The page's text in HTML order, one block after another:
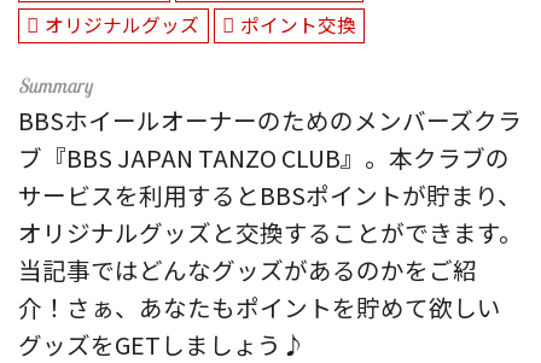
オリジナルグッズ
ポイント交換
BBSホイールオーナーのためのメンバーズクラ
ブ『BBS JAPAN TANZO CLUB』。本クラブの
サービスを利用するとBBSポイントが貯まり、
オリジナルグッズと交換することができます。
当記事ではどんなグッズがあるのかをご紹
介！さぁ、あなたもポイントを貯めて欲しい
グッズをGETしましょう♪